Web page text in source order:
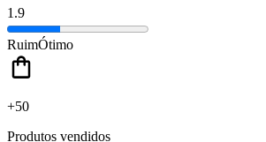
1.9
RuimÓtimo
+50
Produtos vendidos